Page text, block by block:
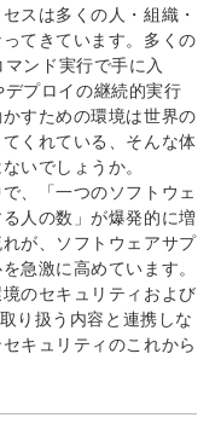
スは多くの人・組織・
てきています。多くの
ンド実行で手に入
プロイの継続的実行
すための環境は世界の
くれている、そんな体
いでしょうか。
、「一つのソフトウェ
人の数」が爆発的に増
が、ソフトウェアサプ
急激に高めています。
のセキュリティおよび
り扱う内容と連携しな
キュリティのこれから